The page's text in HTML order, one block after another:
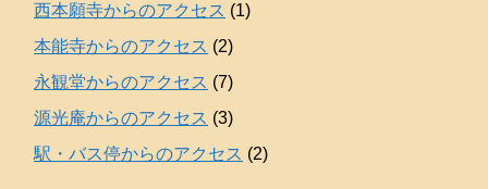
西本願寺からのアクセス (1)
本能寺からのアクセス (2)
永観堂からのアクセス (7)
源光庵からのアクセス (3)
駅・バス停からのアクセス (2)